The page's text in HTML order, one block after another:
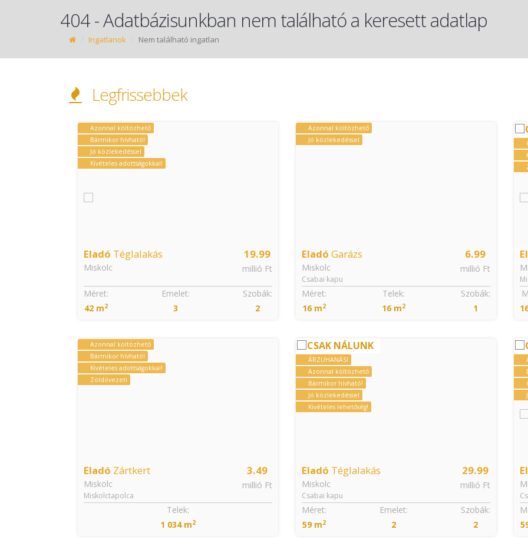
404 - Adatbázisunkban nem található a keresett adatlap
Ingatlanok Nem található ingatlan
Legfrissebbek
Azonnal költözhető
Bármikor hívható!
Jó közlekedéssel
Kivételes adottságokkal!
19.99
millió Ft
Eladó Téglalakás
Miskolc
Szobák:
2
Méret:
42 m2
Emelet:
3
Azonnal költözhető
Bármikor hívható!
Kivételes adottságokkal!
Zöldövezeti
3.49
millió Ft
Eladó Zártkert
Miskolc
Miskolctapolca
Telek:
1 034 m2
Azonnal költözhető
Jó közlekedéssel
6.99
millió Ft
Eladó Garázs
Miskolc
Csabai kapu
Szobák:
1
Méret:
16 m2
Telek:
16 m2
CSAK NÁLUNK
ÁRZUHANÁS!
Azonnal költözhető
Bármikor hívható!
Jó közlekedéssel
Kivételes lehetőség!
29.99
millió Ft
Eladó Téglalakás
Miskolc
Csabai kapu
Szobák:
2
Méret:
59 m2
Emelet:
2